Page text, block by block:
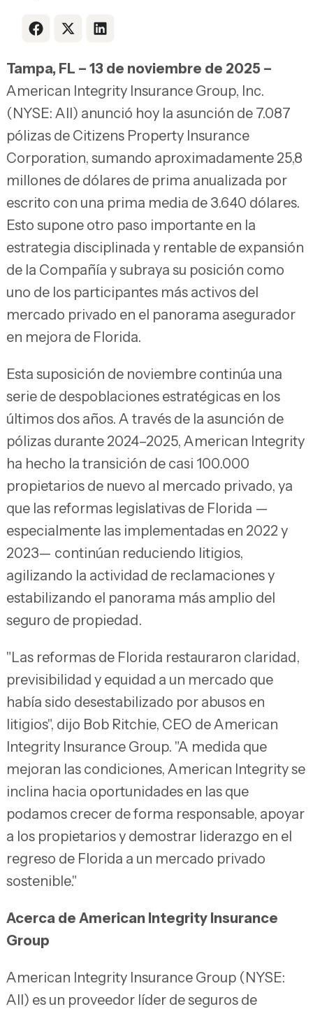
Enlace a Facebook
Enlace a XEnlace a LinkedIn
Tampa, FL – 13 de noviembre de 2025 –
American Integrity Insurance Group, Inc.
(NYSE: AII) anunció hoy la asunción de 7.087
pólizas de Citizens Property Insurance
Corporation, sumando aproximadamente 25,8
millones de dólares de prima anualizada por
escrito con una prima media de 3.640 dólares.
Esto supone otro paso importante en la
estrategia disciplinada y rentable de expansión
de la Compañía y subraya su posición como
uno de los participantes más activos del
mercado privado en el panorama asegurador
en mejora de Florida.
Esta suposición de noviembre continúa una
serie de despoblaciones estratégicas en los
últimos dos años. A través de la asunción de
pólizas durante 2024–2025, American Integrity
ha hecho la transición de casi 100.000
propietarios de nuevo al mercado privado, ya
que las reformas legislativas de Florida —
especialmente las implementadas en 2022 y
2023— continúan reduciendo litigios,
agilizando la actividad de reclamaciones y
estabilizando el panorama más amplio del
seguro de propiedad.
"Las reformas de Florida restauraron claridad,
previsibilidad y equidad a un mercado que
había sido desestabilizado por abusos en
litigios", dijo Bob Ritchie, CEO de American
Integrity Insurance Group. "A medida que
mejoran las condiciones, American Integrity se
inclina hacia oportunidades en las que
podamos crecer de forma responsable, apoyar
a los propietarios y demostrar liderazgo en el
regreso de Florida a un mercado privado
sostenible."
Acerca de American Integrity Insurance
Group
American Integrity Insurance Group (NYSE:
AII) es un proveedor líder de seguros de